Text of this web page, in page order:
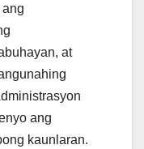
at
ang
kaunlaran.